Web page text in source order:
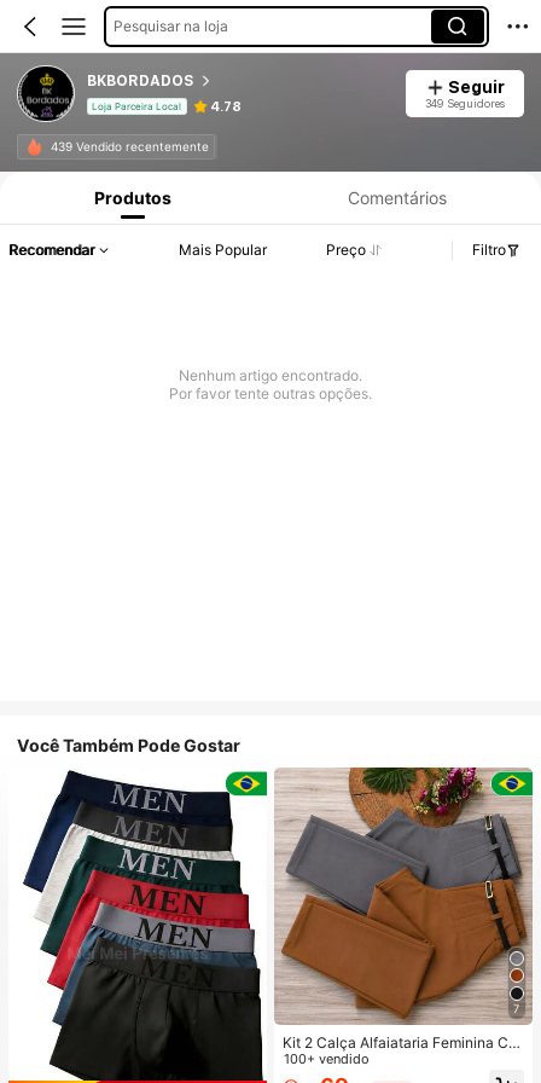
Pesquisar na loja
BKBORDADOS
Loja Parceira Local 4.78
Seguir
349 Seguidores
439 Vendido recentemente
Produtos Comentários
Recomendar Mais Popular Preço Filtro
Nenhum artigo encontrado.
Por favor tente outras opções.
Você Também Pode Gostar
7
Kit 2 Calça Alfaiataria Feminina Co
m Cinto
100+ vendido